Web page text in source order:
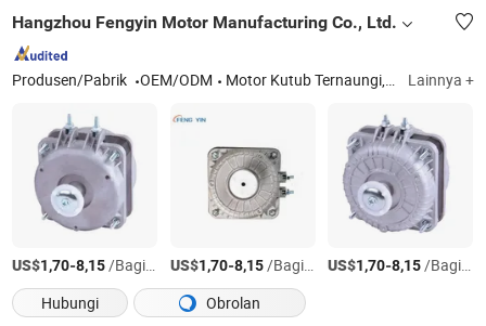
Hangzhou Fengyin Motor Manufacturing Co., Ltd.
Produsen/Pabrik OEM/ODM Motor Kutub Ternaungi, Motor Pompa Air, Bilah Kipas, Braket Lainnya +
US$1,70-8,15/Bagian US$1,70-8,15/Bagian US$1,70-8,15/Bagian
Hubungi
Obrolan